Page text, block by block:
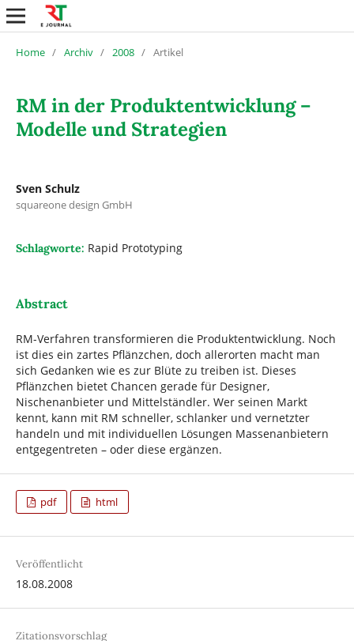
Home / Archiv / 2008 / Artikel
RM in der Produktentwicklung –
Modelle und Strategien
Sven Schulz
squareone design GmbH
Schlagworte: Rapid Prototyping
Abstract
RM-Verfahren transformieren die Produktentwicklung. Noch
ist dies ein zartes Pflänzchen, doch allerorten macht man
sich Gedanken wie es zur Blüte zu treiben ist. Dieses
Pflänzchen bietet Chancen gerade für Designer,
Nischenanbieter und Mittelständler. Wer seinen Markt
kennt, kann mit RM schneller, schlanker und vernetzter
handeln und mit individuellen Lösungen Massenanbietern
entgegentreten – oder diese ergänzen.
pdf html
Veröffentlicht
18.08.2008
Zitationsvorschlag